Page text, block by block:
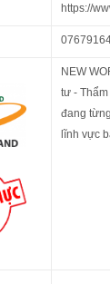
https://
NEW
tư -
đang
lĩnh vực